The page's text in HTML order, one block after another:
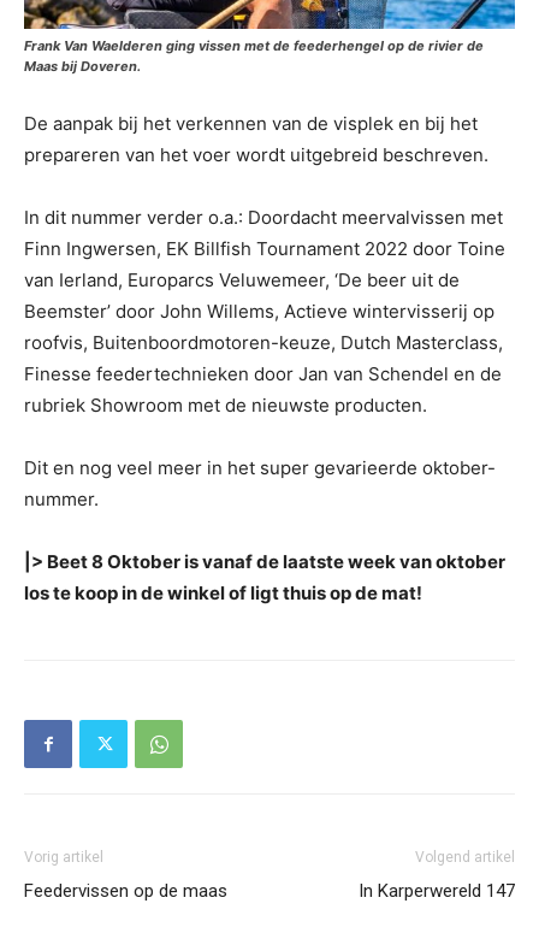
Frank Van Waelderen ging vissen met de feederhengel op de rivier de
Maas bij Doveren.
De aanpak bij het verkennen van de visplek en bij het
prepareren van het voer wordt uitgebreid beschreven.
In dit nummer verder o.a.: Doordacht meervalvissen met
Finn Ingwersen, EK Billfish Tournament 2022 door Toine
van Ierland, Europarcs Veluwemeer, ‘De beer uit de
Beemster’ door John Willems, Actieve wintervisserij op
roofvis, Buitenboordmotoren-keuze, Dutch Masterclass,
Finesse feedertechnieken door Jan van Schendel en de
rubriek Showroom met de nieuwste producten.
Dit en nog veel meer in het super gevarieerde oktober-
nummer.
|> Beet 8 Oktober is vanaf de laatste week van oktober
los te koop in de winkel of ligt thuis op de mat!
Vorig artikel
Feedervissen op de maas
Volgend artikel
In Karperwereld 147